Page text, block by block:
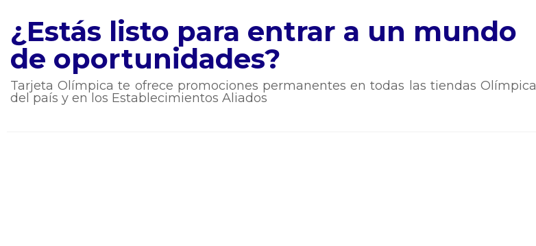
¿Estás listo para entrar a un mundo
de oportunidades?
Tarjeta Olímpica te ofrece promociones permanentes en todas las tiendas Olímpica
del país y en los Establecimientos Aliados